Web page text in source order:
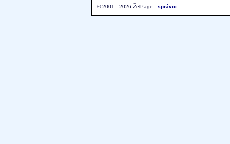
© 2001 - 2026 ŽelPage - správci